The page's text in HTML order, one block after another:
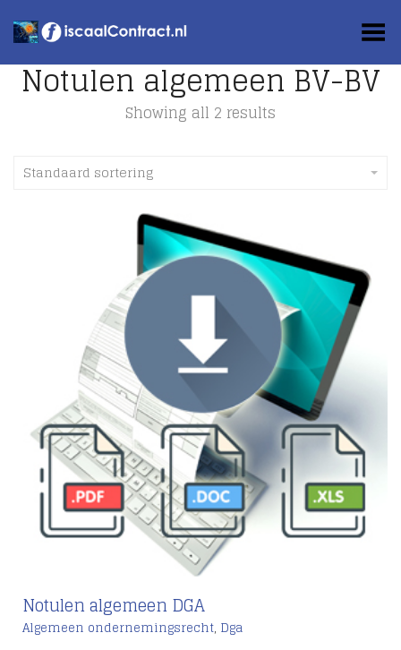
Toggle Menu
Notulen algemeen BV-BV
Showing all 2 results
Standaard sortering
Notulen algemeen DGA
Algemeen ondernemingsrecht, Dga